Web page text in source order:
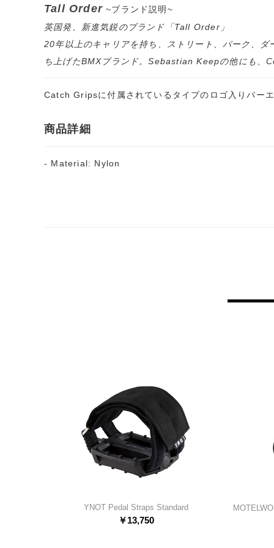
Tall Order ~ブランド説明~
英国発、新進気鋭のブランド「Tall Order」
20年以上のキャリアを持ち、ストリート、パーク、
ち上げたBMXブランド。Sebastian Keepの他にも
Catch Gripsに付属されているタイプのロゴ入りバー
商品詳細
- Material: Nylon
YNOT Pedal Straps Standard
￥13,750